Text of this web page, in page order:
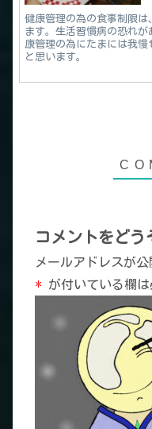
健康管理の為の食事制限
ます。生活習慣病の恐れ
康管理の為にたまには我
と思います。
コメントをどう
メールアドレスが
* が付いている欄